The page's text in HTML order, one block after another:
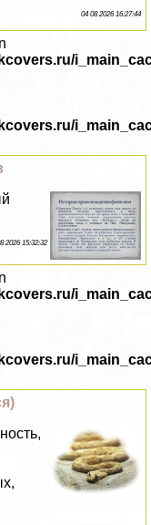
04 08 2026 16:27:44
2026 15:32:32